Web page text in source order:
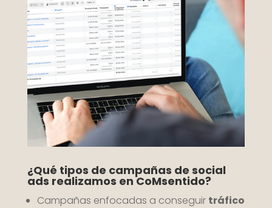
¿Qué tipos de campañas de social
ads realizamos en CoMsentido?
Campañas enfocadas a conseguir tráfico